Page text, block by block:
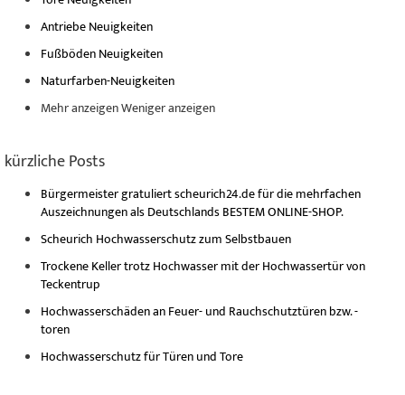
Antriebe Neuigkeiten
Fußböden Neuigkeiten
Naturfarben-Neuigkeiten
Mehr anzeigenWeniger anzeigen
kürzliche Posts
Bürgermeister gratuliert scheurich24.de für die mehrfachen
Auszeichnungen als Deutschlands BESTEM ONLINE-SHOP.
Scheurich Hochwasserschutz zum Selbstbauen
Trockene Keller trotz Hochwasser mit der Hochwassertür von
Teckentrup
Hochwasserschäden an Feuer- und Rauchschutztüren bzw. -
toren
Hochwasserschutz für Türen und Tore